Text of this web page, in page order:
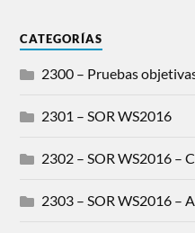
CATEGORÍAS
2300 – Pruebas
2301 – SOR WS2016
2302 – SOR WS2016 –
2303 – SOR WS2016 –